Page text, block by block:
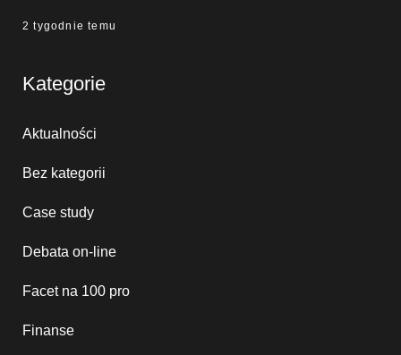
2 tygodnie temu
Kategorie
Aktualności
Bez kategorii
Case study
Debata on-line
Facet na 100 pro
Finanse